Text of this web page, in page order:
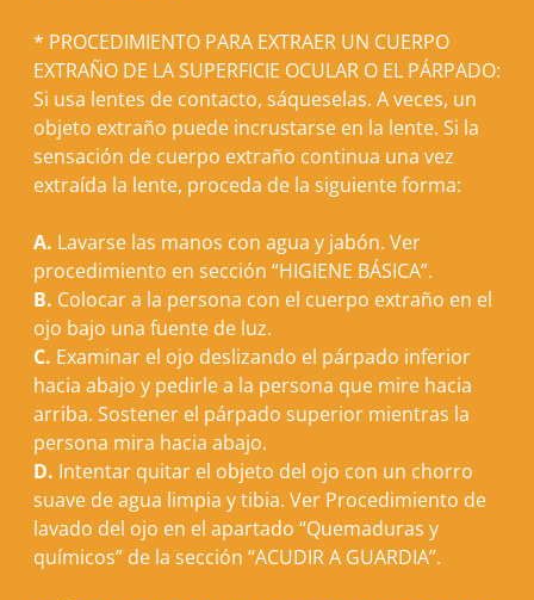
* PROCEDIMIENTO PARA EXTRAER UN CUERPO
EXTRAÑO DE LA SUPERFICIE OCULAR O EL PÁRPADO:
Si usa lentes de contacto, sáqueselas. A veces, un
objeto extraño puede incrustarse en la lente. Si la
sensación de cuerpo extraño continua una vez
extraída la lente, proceda de la siguiente forma:
A. Lavarse las manos con agua y jabón. Ver
procedimiento en sección “HIGIENE BÁSICA”.
B. Colocar a la persona con el cuerpo extraño en el
ojo bajo una fuente de luz.
C. Examinar el ojo deslizando el párpado inferior
hacia abajo y pedirle a la persona que mire hacia
arriba. Sostener el párpado superior mientras la
persona mira hacia abajo.
D. Intentar quitar el objeto del ojo con un chorro
suave de agua limpia y tibia. Ver Procedimiento de
lavado del ojo en el apartado “Quemaduras y
químicos” de la sección “ACUDIR A GUARDIA”.